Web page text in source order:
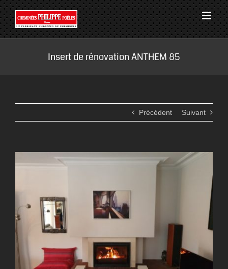
Passer
au
contenu
Insert de rénovation ANTHEM 85
Précédent Suivant